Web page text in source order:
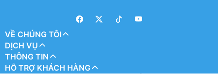
VỀ CHÚNG TÔI
DỊCH VỤ
THÔNG TIN
HỖ TRỢ KHÁCH HÀNG